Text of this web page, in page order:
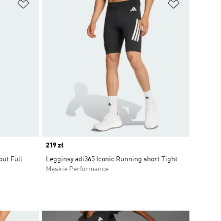
Dodaj do listy życzeń
Full
Price
219 zł
Legginsy adi365 Iconic Running short Tight
Męskie Performance